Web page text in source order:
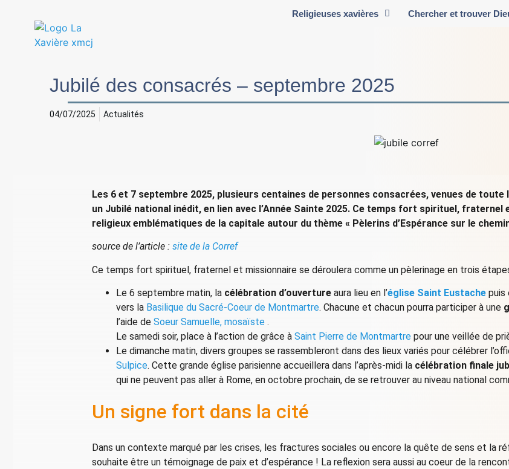
Religieuses xavières Chercher et trouver
Jubilé des consacrés – septembre 2025
04/07/2025 Actualités
Les 6 et 7 septembre 2025, plusieurs centaines de personnes consacrées, venues de
un Jubilé national inédit, en lien avec l’Année Sainte 2025. Ce temps fort spirituel,
religieux emblématiques de la capitale autour du thème « Pèlerins d’Espérance sur le
source de l’article : site de la Corref
Ce temps fort spirituel, fraternel et missionnaire se déroulera comme un pèlerinage en trois
Le 6 septembre matin, la célébration d’ouverture aura lieu en l’église Saint Eustache puis
vers la Basilique du Sacré-Coeur de Montmartre. Chacune et chacun pourra participer à une
l’aide de Soeur Samuelle, mosaïste .
Le samedi soir, place à l’action de grâce à Saint Pierre de Montmartre pour une veillée de
Le dimanche matin, divers groupes se rassembleront dans des lieux variés pour célébrer
Sulpice. Cette grande église parisienne accueillera dans l’après-midi la célébration finale
qui ne peuvent pas aller à Rome, en octobre prochain, de se retrouver au niveau national
Un signe fort dans la cité
Dans un contexte marqué par les crises, les fractures sociales ou encore la quête de sens et la
souhaite être un témoignage de paix et d’espérance ! La reflexion sera aussi au coeur de la